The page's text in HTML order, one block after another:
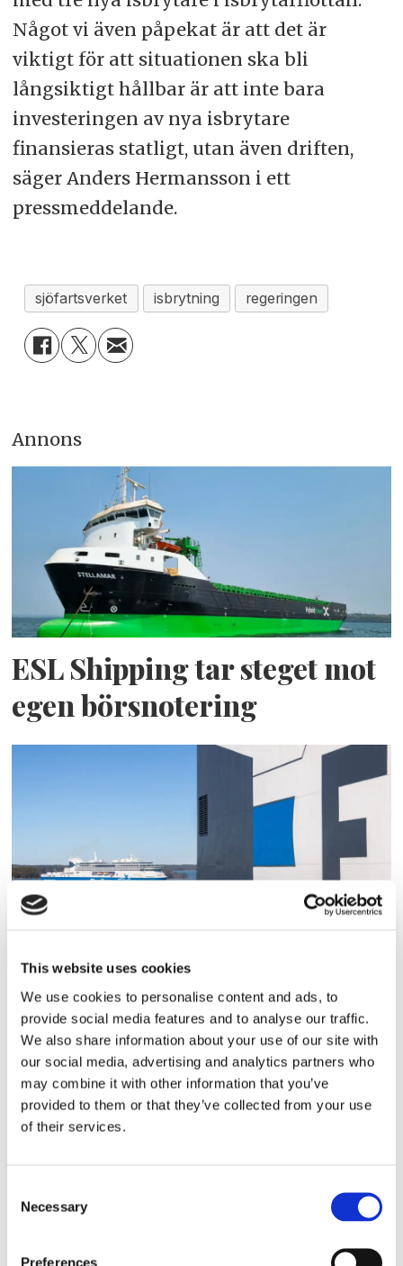
This website uses cookies
We use cookies to personalise content and ads, to
provide social media features and to analyse our traffic.
We also share information about your use of our site with
our social media, advertising and analytics partners who
may combine it with other information that you’ve
provided to them or that they’ve collected from your use
of their services.
Selection
Necessary
Preferences
Något vi även påpekat är att det är
viktigt för att situationen ska bli
långsiktigt hållbar är att inte bara
investeringen av nya isbrytare
finansieras statligt, utan även driften,
säger Anders Hermansson i ett
pressmeddelande.
sjöfartsverket isbrytning regeringen
Annons
ESL Shipping tar steget mot
egen börsnotering
högt kostnadstryck
Tallink lyfter halvåret trots